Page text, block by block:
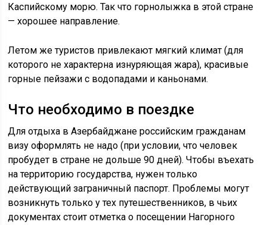
Каспийскому морю. Так что горнолыжка в этой стране
— хорошее направление.
Летом же туристов привлекают мягкий климат (для
которого не характерна изнуряющая жара), красивые
горные пейзажи с водопадами и каньонами.
Что необходимо в поездке
Для отдыха в Азербайджане российским гражданам
визу оформлять не надо (при условии, что человек
пробудет в стране не дольше 90 дней). Чтобы въехать
на территорию государства, нужен только
действующий заграничный паспорт. Проблемы могут
возникнуть только у тех путешественников, в чьих
документах стоит отметка о посещении Нагорного